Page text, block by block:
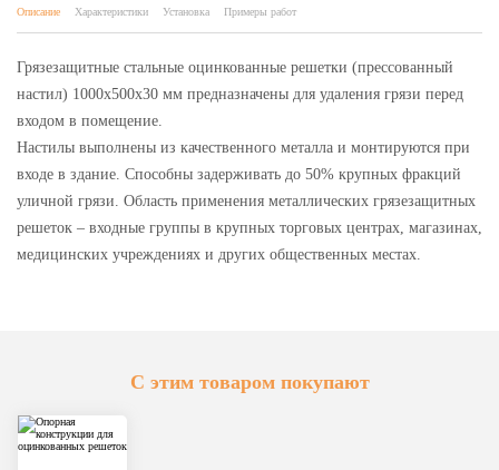
Описание Характеристики Установка Примеры работ
Грязезащитные стальные оцинкованные решетки (прессованный
настил) 1000х500х30 мм предназначены для удаления грязи перед
входом в помещение.
Настилы выполнены из качественного металла и монтируются при
входе в здание. Способны задерживать до 50% крупных фракций
уличной грязи. Область применения металлических грязезащитных
решеток – входные группы в крупных торговых центрах, магазинах,
медицинских учреждениях и других общественных местах.
С этим товаром покупают